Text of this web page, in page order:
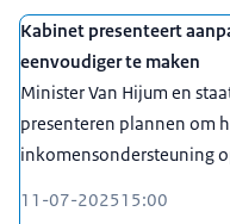
Kabinet presenteert
eenvoudiger te maken
Minister Van Hijum en
presenteren plannen om
inkomensondersteuning
11-07-202515:00